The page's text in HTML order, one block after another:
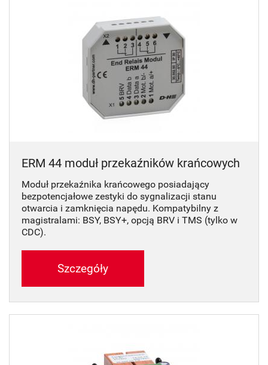
ERM 44 moduł przekaźników krańcowych
Moduł przekaźnika krańcowego posiadający
bezpotencjałowe zestyki do sygnalizacji stanu
otwarcia i zamknięcia napędu. Kompatybilny z
magistralami: BSY, BSY+, opcją BRV i TMS (tylko w
CDC).
Szczegóły